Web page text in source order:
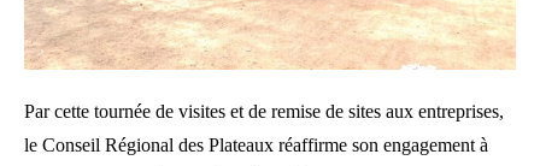
Par cette tournée de visites et de remise de sites aux entreprises,
le Conseil Régional des Plateaux réaffirme son engagement à